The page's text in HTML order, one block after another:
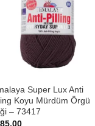
Super Lux Anti
Koyu Mürdüm Örgü
– 73417
85,00